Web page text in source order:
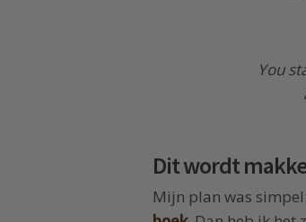
You
Dit wordt
Mijn plan was simpel: